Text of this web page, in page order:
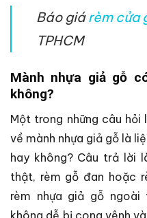
Báo giárèm cửa
TPHCM
Mành nhựa giả gỗ
không?
Một trong những câu
về mành nhựa giả gỗ là
hay không? Câu trả lời
thật, rèm gỗ đan hoặc
rèm nhựa giả gỗ
không dễ bị cong vênh